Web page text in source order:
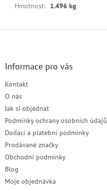
Hmotnost: 1.496 kg
Z
Informace pro vás
Kontakt
O nás
Jak si objednat
Podmínky ochrany osobních údajů
Dodací a platební podmínky
Prodávané značky
Obchodní podmínky
Blog
Moje objednávka